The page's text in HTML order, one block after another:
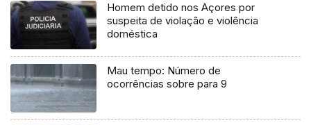
Homem detido nos Açores por
suspeita de violação e violência
doméstica
Mau tempo: Número de
ocorrências sobre para 9